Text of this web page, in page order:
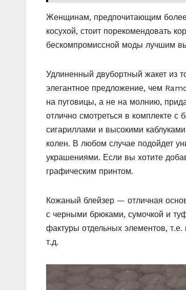
Женщинам, предпочитающим более
косухой, стоит порекомендовать
бескомпромиссной моды лучшим
Удлиненный двубортный жакет из
элегантное предложение, чем
на пуговицы, а не на молнию,
отлично смотреться в комплекте с
сигариллами и высокими
колен. В любом случае подойдет
украшениями. Если вы хотите
графическим принтом.
Кожаный блейзер — отличная
с черными брюками, сумочкой и
фактуры отдельных элементов,
т.д.